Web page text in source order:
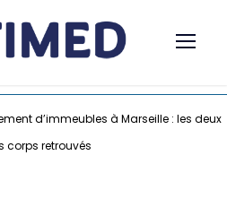
d’immeubles à Marseille : les deux
corps retrouvés